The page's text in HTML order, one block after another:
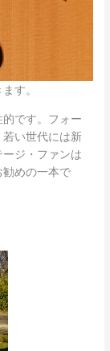
す。
です。フォー
い世代には新
ジ・ファンは
勧めの一本で